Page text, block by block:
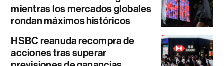
mientras los mercados globales
rondan máximos históricos
HSBC reanuda recompra de
acciones tras superar